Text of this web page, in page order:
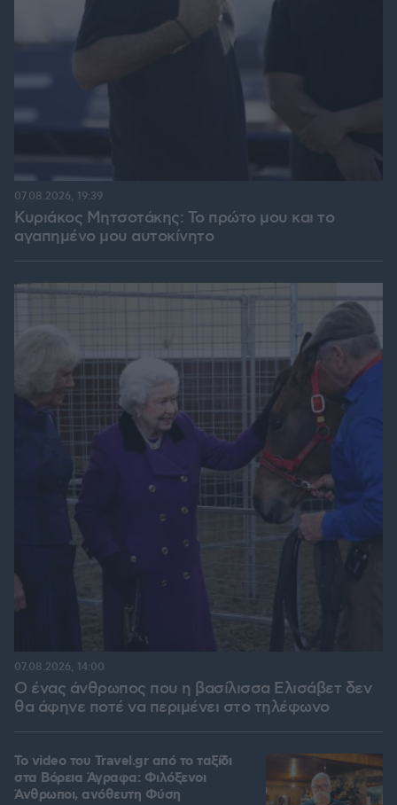
Κυριάκος Μητσοτάκης: Το πρώτο μου και το
αγαπημένο μου αυτοκίνητο
07.08.2026, 19:39
Ο ένας άνθρωπος που η βασίλισσα Ελισάβετ δεν
θα άφηνε ποτέ να περιμένει στο τηλέφωνο
07.08.2026, 14:00
To video του Travel.gr από το ταξίδι
στα Βόρεια Άγραφα: Φιλόξενοι
Άνθρωποι, ανόθευτη Φύση